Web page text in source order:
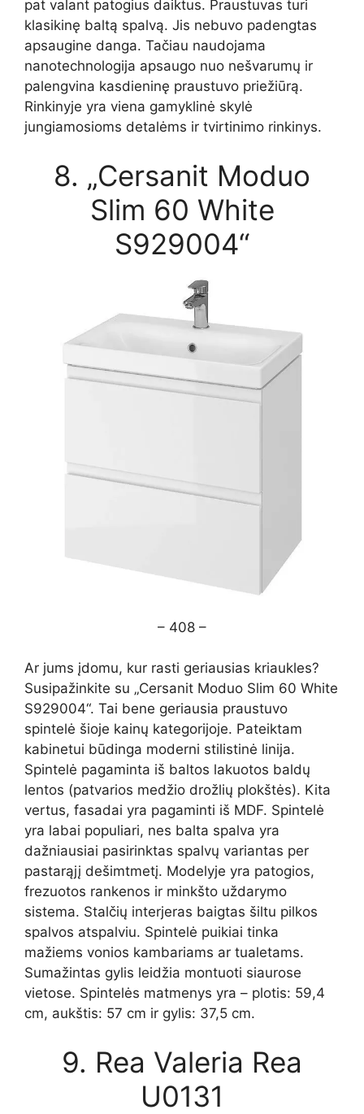
pat valant patogius daiktus. Praustuvas turi
klasikinę baltą spalvą. Jis nebuvo padengtas
apsaugine danga. Tačiau naudojama
nanotechnologija apsaugo nuo nešvarumų ir
palengvina kasdieninę praustuvo priežiūrą.
Rinkinyje yra viena gamyklinė skylė
jungiamosioms detalėms ir tvirtinimo rinkinys.
8. „Cersanit Moduo
Slim 60 White
S929004“
– 408 –
Ar jums įdomu, kur rasti geriausias kriaukles?
Susipažinkite su „Cersanit Moduo Slim 60 White
S929004“. Tai bene geriausia praustuvo
spintelė šioje kainų kategorijoje. Pateiktam
kabinetui būdinga moderni stilistinė linija.
Spintelė pagaminta iš baltos lakuotos baldų
lentos (patvarios medžio drožlių plokštės). Kita
vertus, fasadai yra pagaminti iš MDF. Spintelė
yra labai populiari, nes balta spalva yra
dažniausiai pasirinktas spalvų variantas per
pastarąjį dešimtmetį. Modelyje yra patogios,
frezuotos rankenos ir minkšto uždarymo
sistema. Stalčių interjeras baigtas šiltu pilkos
spalvos atspalviu. Spintelė puikiai tinka
mažiems vonios kambariams ar tualetams.
Sumažintas gylis leidžia montuoti siaurose
vietose. Spintelės matmenys yra – plotis: 59,4
cm, aukštis: 57 cm ir gylis: 37,5 cm.
9. Rea Valeria Rea
U0131